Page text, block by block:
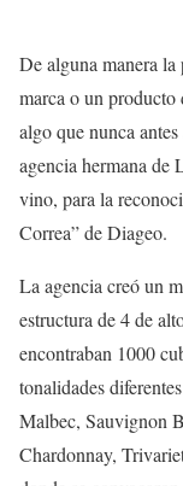
De alguna manera
marca o un producto
algo que nunca
agencia hermana de
vino, para la
Correa” de Diageo.
La agencia creó un
estructura de 4 de
encontraban 1000
tonalidades
Malbec, Sauvignon
Chardonnay,